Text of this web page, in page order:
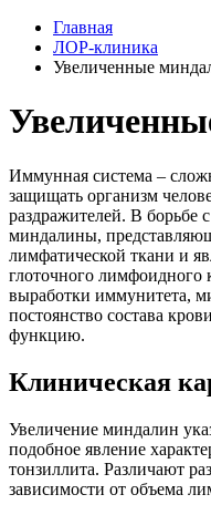
Главная
ЛОР-клиника
Увеличенные
Иммунная система –
защищать организм
раздражителей. В
миндалины,
лимфатической ткани и
глоточного
выработки иммунитета,
постоянство состава
функцию.
Клиническая
Увеличение миндалин
подобное явление
тонзиллита. Различают
зависимости от объема